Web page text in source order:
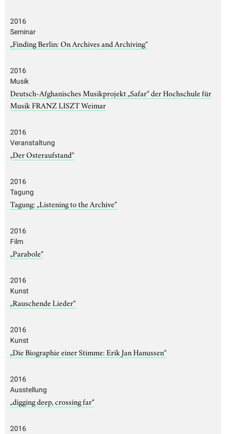
2016
Seminar
„Finding Berlin: On Archives and Archiving“
2016
Musik
Deutsch-Afghanisches Musikprojekt „Safar“ der Hochschule für
Musik FRANZ LISZT Weimar
2016
Veranstaltung
„Der Osteraufstand“
2016
Tagung
Tagung: „Listening to the Archive“
2016
Film
„Parabole“
2016
Kunst
„Rauschende Lieder“
2016
Kunst
„Die Biographie einer Stimme: Erik Jan Hanussen“
2016
Ausstellung
„digging deep, crossing far“
2016